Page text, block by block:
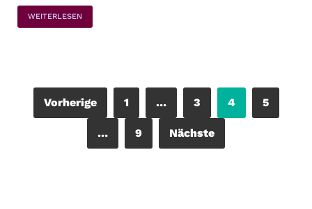
WEITERLESEN
Vorherige 1 … 3 4 5
… 9 Nächste